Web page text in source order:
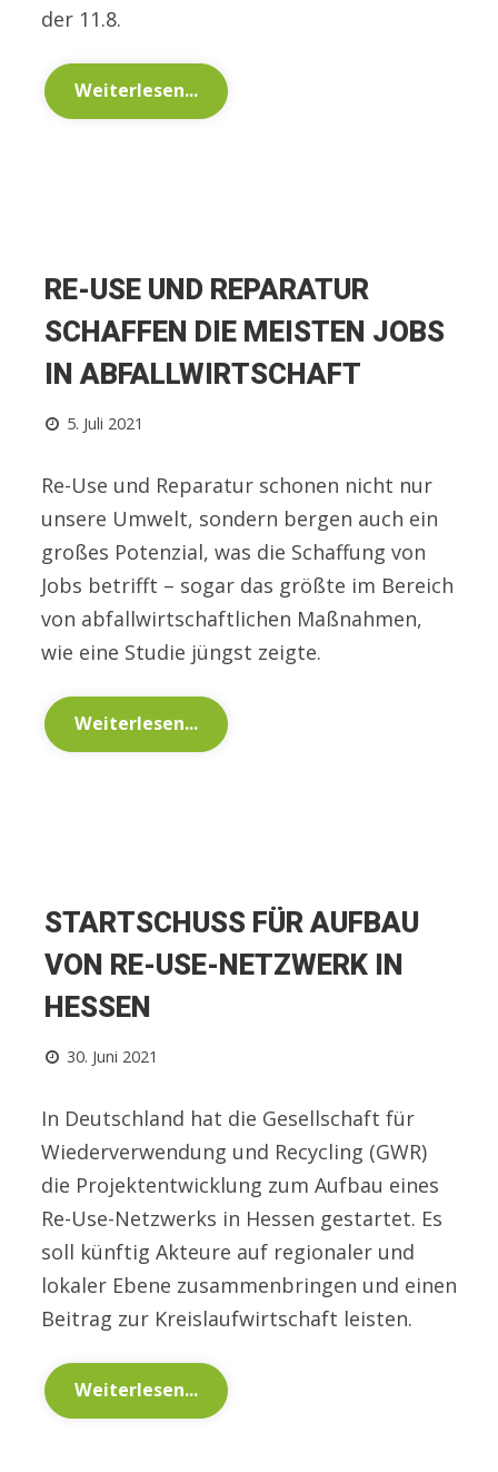
der 11.8.
Weiterlesen...
RE-USE UND REPARATUR
SCHAFFEN DIE MEISTEN JOBS
IN ABFALLWIRTSCHAFT
5. Juli 2021
Re-Use und Reparatur schonen nicht nur
unsere Umwelt, sondern bergen auch ein
großes Potenzial, was die Schaffung von
Jobs betrifft – sogar das größte im Bereich
von abfallwirtschaftlichen Maßnahmen,
wie eine Studie jüngst zeigte.
Weiterlesen...
STARTSCHUSS FÜR AUFBAU
VON RE-USE-NETZWERK IN
HESSEN
30. Juni 2021
In Deutschland hat die Gesellschaft für
Wiederverwendung und Recycling (GWR)
die Projektentwicklung zum Aufbau eines
Re-Use-Netzwerks in Hessen gestartet. Es
soll künftig Akteure auf regionaler und
lokaler Ebene zusammenbringen und einen
Beitrag zur Kreislaufwirtschaft leisten.
Weiterlesen...